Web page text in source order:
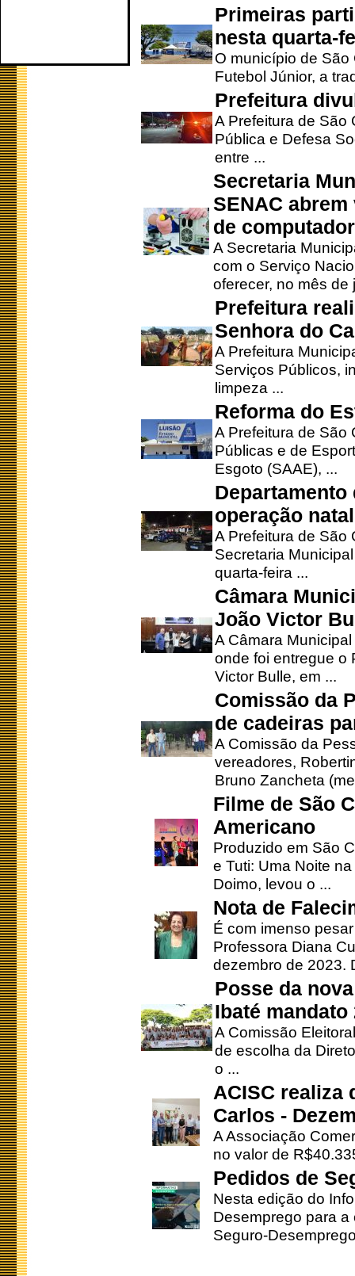
Primeiras
nesta quarta-
O município de
Futebol Júnior, a
Prefeitura
A Prefeitura de São
Pública e Defesa
entre ...
Secretaria
SENAC
de
A Secretaria
com o Serviço
oferecer, no mês de
Prefeitura
Senhora do
A Prefeitura
Serviços Públicos,
limpeza ...
Reforma do
A Prefeitura de São
Públicas e de
Esgoto (SAAE), ...
operação
A Prefeitura de São
Secretaria
quarta-feira ...
Câmara
João Victor
A Câmara
onde foi entregue o
Victor Bulle, em ...
Comissão da
de cadeiras
A Comissão da
vereadores,
Bruno Zancheta
Filme de São
Americano
Produzido em São
e Tuti: Uma Noite
Doimo, levou o ...
Nota de
É com imenso
Professora Diana
dezembro de 2023.
Posse da
Ibaté mandato
A Comissão
de escolha da
o ...
ACISC realiza
Carlos -
A Associação
no valor de
Pedidos de
Nesta edição do
Desemprego para
Seguro-